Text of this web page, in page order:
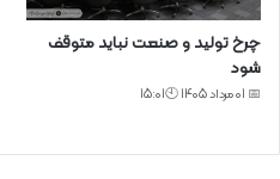
چرخ تولید و صنعت نباید متوقف
شود
📅 01 مرداد 1405 🕙15:01